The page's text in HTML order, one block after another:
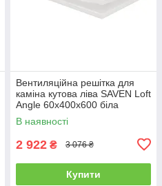
Вентиляційна решітка для
каміна кутова ліва SAVEN Loft
Angle 60х400х600 біла
В наявності
2 922 ₴ 3 076 ₴
Купити